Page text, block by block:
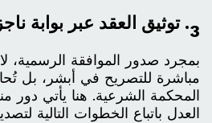
3. توثيق العقد عبر بوابة ناجز لوزارة العدل
بمجرد صدور الموافقة الرسمية،
مباشرة للتصريح في أبشر، بل تُحال
المحكمة الشرعية. هنا يأتي دور
العدل باتباع الخطوات التالية